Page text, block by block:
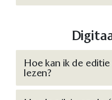
Hoe kan ik de
lezen?